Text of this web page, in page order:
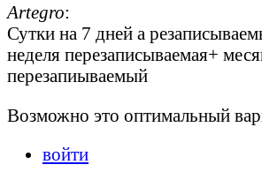
Artegro:
Сутки на 7 дней а
неделя перезаписываемая+
перезапиываемый
Возможно это оптимальный
войти